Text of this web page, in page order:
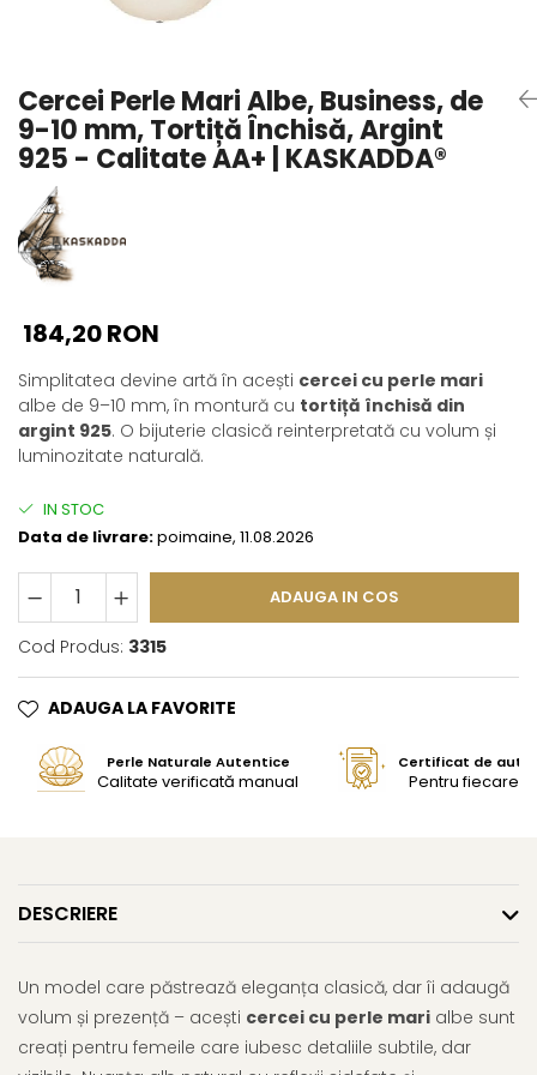
Seturi Perle cu Argint
Pandantive cu Perle
Brose cu Perle
Cercei Perle Mari Albe, Business, de
9-10 mm, Tortiță Închisă, Argint
925 - Calitate AA+ | KASKADDA®
184,20 RON
Simplitatea devine artă în acești cercei cu perle mari
albe de 9–10 mm, în montură cu tortiță închisă din
argint 925. O bijuterie clasică reinterpretată cu volum și
luminozitate naturală.
IN STOC
Data de livrare:poimaine, 11.08.2026
ADAUGA IN COS
Cod Produs: 3315
ADAUGA LA FAVORITE
Perle Naturale Autentice
Calitate verificată manual
Certificat de
Pentru fiecare
DESCRIERE
Un model care păstrează eleganța clasică, dar îi adaugă
volum și prezență – acești cercei cu perle mari albe sunt
creați pentru femeile care iubesc detaliile subtile, dar